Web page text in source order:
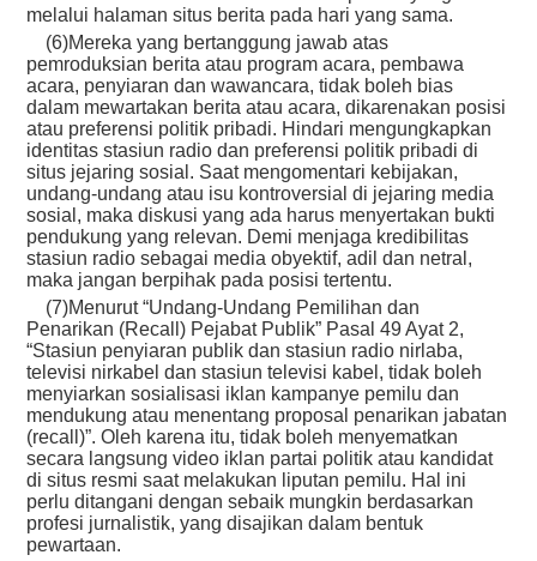
melalui halaman situs berita pada hari yang sama.
(6)Mereka yang bertanggung jawab atas
pemroduksian berita atau program acara, pembawa
acara, penyiaran dan wawancara, tidak boleh bias
dalam mewartakan berita atau acara, dikarenakan posisi
atau preferensi politik pribadi. Hindari mengungkapkan
identitas stasiun radio dan preferensi politik pribadi di
situs jejaring sosial. Saat mengomentari kebijakan,
undang-undang atau isu kontroversial di jejaring media
sosial, maka diskusi yang ada harus menyertakan bukti
pendukung yang relevan. Demi menjaga kredibilitas
stasiun radio sebagai media obyektif, adil dan netral,
maka jangan berpihak pada posisi tertentu.
(7)Menurut “Undang-Undang Pemilihan dan
Penarikan (Recall) Pejabat Publik” Pasal 49 Ayat 2,
“Stasiun penyiaran publik dan stasiun radio nirlaba,
televisi nirkabel dan stasiun televisi kabel, tidak boleh
menyiarkan sosialisasi iklan kampanye pemilu dan
mendukung atau menentang proposal penarikan jabatan
(recall)”. Oleh karena itu, tidak boleh menyematkan
secara langsung video iklan partai politik atau kandidat
di situs resmi saat melakukan liputan pemilu. Hal ini
perlu ditangani dengan sebaik mungkin berdasarkan
profesi jurnalistik, yang disajikan dalam bentuk
pewartaan.